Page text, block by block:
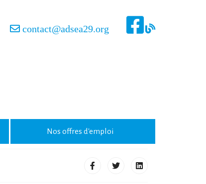
contact@adsea29.org
Nos offres d'emploi